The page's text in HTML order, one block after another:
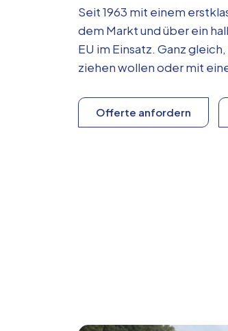
Seit 1963 mit einem
dem Markt und über ein
EU im Einsatz. Ganz
ziehen wollen oder mit
Offerte anfordern